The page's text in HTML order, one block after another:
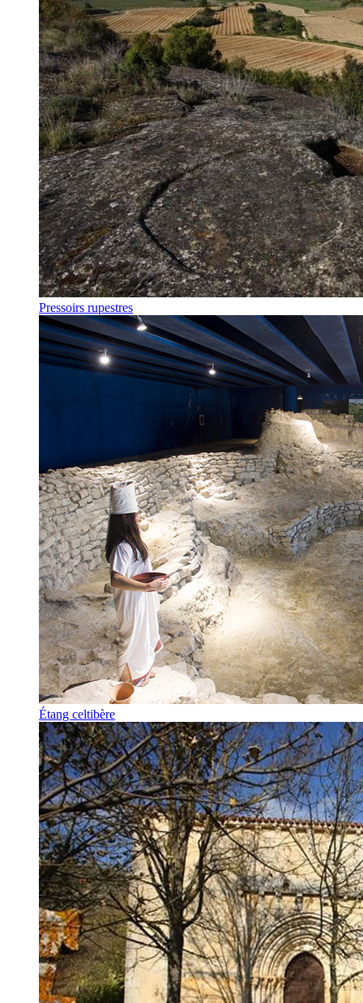
Pressoirs rupestres
Étang celtibère